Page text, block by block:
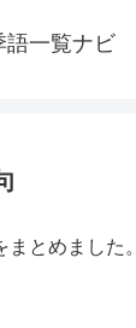
語一覧ナビ
とめました。